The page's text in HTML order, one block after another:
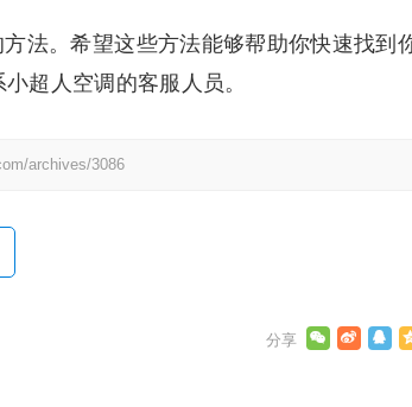
法。希望这些方法能够帮助你快速找到
超人空调的客服人员。
archives/3086